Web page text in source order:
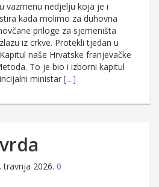
vazmenu nedjelju koja je i
kada molimo za duhovna
priloge za sjemeništa
iz crkve. Protekli tjedan u
naše Hrvatske franjevačke
To je bio i izborni kapitul
ministar […]
travnja 2026. 0